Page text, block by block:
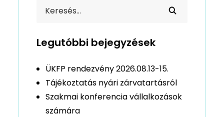
Legutóbbi bejegyzések
ÜKFP rendezvény 2026.08.13-15.
Tájékoztatás nyári zárvatartásról
Szakmai konferencia vállalkozások
számára